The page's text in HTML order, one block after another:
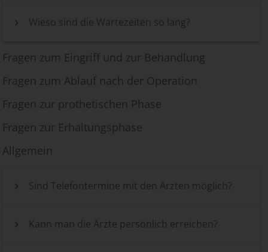
Wieso sind die Wartezeiten so lang?
Fragen zum Eingriff und zur Behandlung
Fragen zum Ablauf nach der Operation
Fragen zur prothetischen Phase
Fragen zur Erhaltungsphase
Allgemein
Sind Telefontermine mit den Ärzten möglich?
Kann man die Ärzte persönlich erreichen?